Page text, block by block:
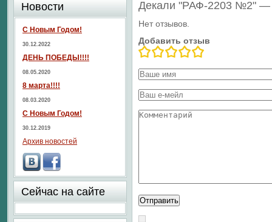
Декали "РАФ-2203 №2" —
Нет отзывов.
Добавить отзыв
Новости
С Новым Годом!
30.12.2022
ДЕНЬ ПОБЕДЫ!!!!
08.05.2020
8 марта!!!!
08.03.2020
С Новым Годом!
30.12.2019
Архив новостей
Сейчас на сайте